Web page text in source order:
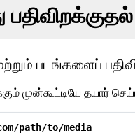
பதிவிறக்குதல்
படங்களைப்
முன்கூட்டியே தயார்
path/to/media